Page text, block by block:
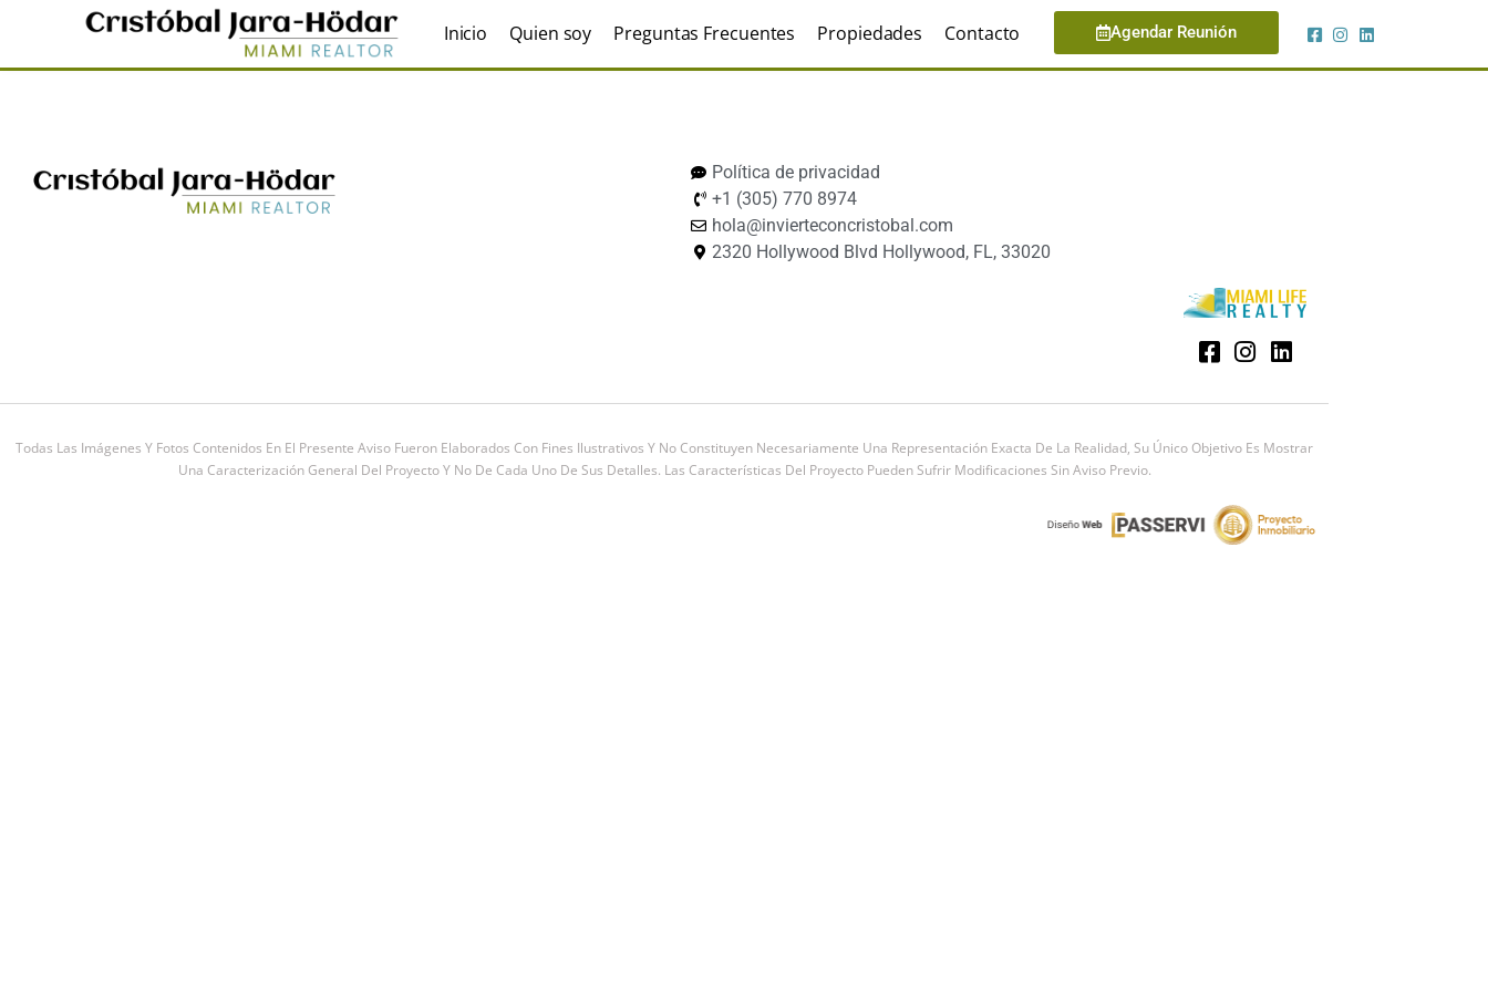
Inicio Quien soy Preguntas Frecuentes Propiedades Contacto Agendar Reunión
Política de privacidad
+1 (305) 770 8974
hola@invierteconcristobal.com
2320 Hollywood Blvd Hollywood, FL, 33020
Todas Las Imágenes Y Fotos Contenidos En El Presente Aviso Fueron Elaborados Con Fines Ilustrativos Y No Constituyen Necesariamente Una Representación Exacta De La Realidad, Su Único Objetivo Es Mostrar
Una Caracterización General Del Proyecto Y No De Cada Uno De Sus Detalles. Las Características Del Proyecto Pueden Sufrir Modificaciones Sin Aviso Previo.